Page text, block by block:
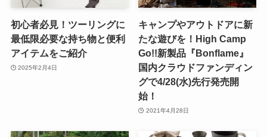
初心者必見！ツーリングに
最低限必要な持ち物と便利
アイテムをご紹介
2025年2月4日
キャンプやアウトドアに新
たな遊びを！High Camp
Go!!新製品『Bonflame』
国内クラウドファンディン
グで4/28(水)先行発売開
始！
2021年4月28日